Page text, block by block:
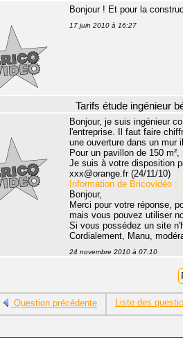
Bonjour ! Et pour la
17 juin 2010 à 16:27
Tarifs étude ingénieur
Bonjour, je suis ingénieur
l'entreprise. Il faut faire
une ouverture dans un mur
Pour un pavillon de 150
Je suis à votre disposition
xxx@orange.fr (24/11/10)
Information de Bricovidéo :
Bonjour,
Merci pour votre réponse,
mais vous pouvez utiliser
Si vous possédez un site
Cordialement, Manu,
24 novembre 2010 à 07:10
Question précédente Liste des